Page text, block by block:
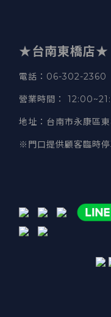
★台南東橋店★
電話 ：06-302-2360
營業時間 ：
地址 ：台南市永康區
※門口提供顧客臨時停